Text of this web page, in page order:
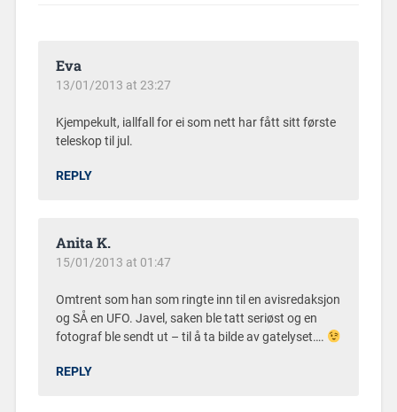
Eva
13/01/2013 at 23:27
Kjempekult, iallfall for ei som nett har fått sitt første
teleskop til jul.
REPLY
Anita K.
15/01/2013 at 01:47
Omtrent som han som ringte inn til en avisredaksjon
og SÅ en UFO. Javel, saken ble tatt seriøst og en
fotograf ble sendt ut – til å ta bilde av gatelyset….
REPLY